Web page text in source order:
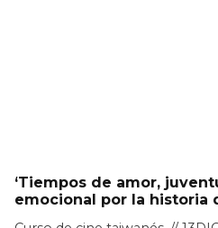
‘Tiempos de amor,
emocional por la historia